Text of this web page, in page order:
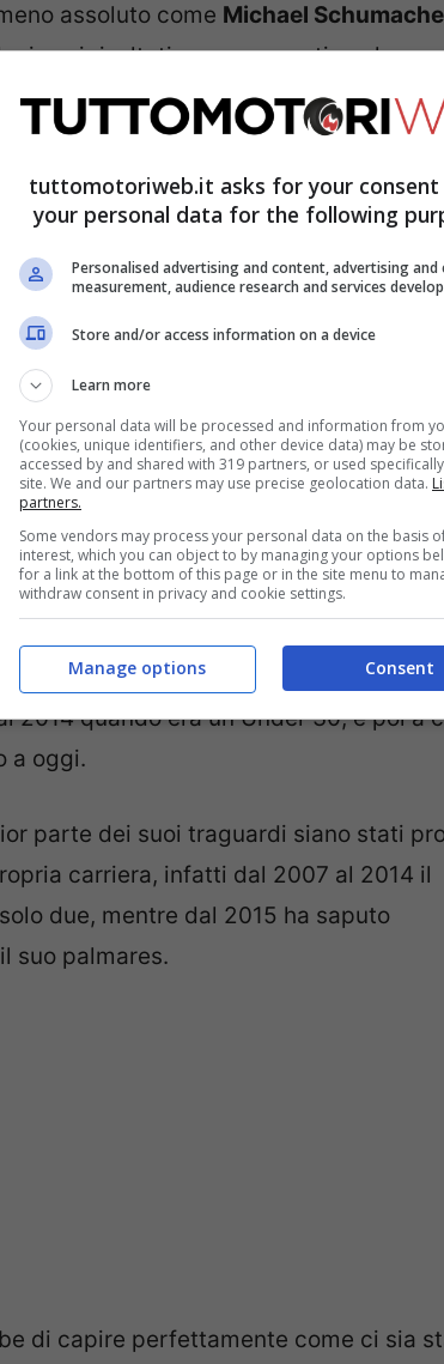
assoluto come Michael
i suoi risultati sono avvenuti anche per
stato legato allaMercedes,all’inizio
della Scuderia di Stoccarda, ma si può
abbia saputo migliorare e non poco.
giusto dare un’occhiata ai suoi risultati in
2014 quando era un Under 30, e poi a
a oggi.
parte dei suoi traguardi siano stati
carriera, infatti dal 2007 al 2014 il
due, mentre dal 2015 ha saputo
suo palmares.
di capire perfettamente come ci sia
tuttomotoriweb.it asks for your consent
your personal data for the following
Personalised advertising and content, advertising
measurement, audience research and services
Store and/or access information on a device
Learn more
Your personal data will be processed and information from
(cookies, unique identifiers, and other device data) may be
accessed by and shared with 319 partners, or used
site. We and our partners may use precise geolocation data.
partners.
Some vendors may process your personal data on the basis
interest, which you can object to by managing your options
for a link at the bottom of this page or in the site menu to
withdraw consent in privacy and cookie settings.
Consent
Manage options